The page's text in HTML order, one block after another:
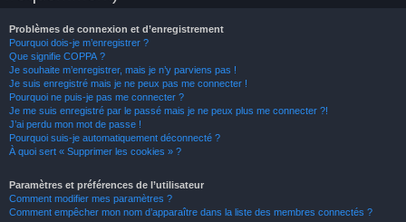
Problèmes de connexion et d’enregistrement
Pourquoi dois-je m’enregistrer ?
Que signifie COPPA ?
Je souhaite m’enregistrer, mais je n’y parviens pas !
Je suis enregistré mais je ne peux pas me connecter !
Pourquoi ne puis-je pas me connecter ?
Je me suis enregistré par le passé mais je ne peux plus me connecter ?!
J’ai perdu mon mot de passe !
Pourquoi suis-je automatiquement déconnecté ?
À quoi sert « Supprimer les cookies » ?
Paramètres et préférences de l’utilisateur
Comment modifier mes paramètres ?
Comment empêcher mon nom d’apparaître dans la liste des membres connectés ?